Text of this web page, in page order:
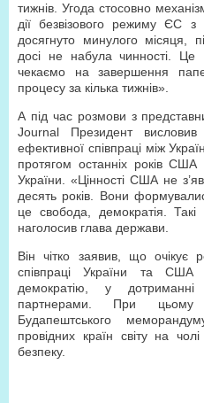
тижнів. Угода стосовно
дії безвізового режиму ЄС з
досягнуто минулого місяця,
досі не набула чинності.
чекаємо на завершення
процесу за кілька тижнів».
А під час розмови з
Journal Президент висловив
ефективної співпраці між
протягом останніх років США
України. «Цінності США не
десять років. Вони
це свобода, демократія.
наголосив глава держави.
Він чітко заявив, що очікує
співпраці України та
демократію, у
партнерами. При цьому
Будапештського
провідних країн світу на
безпеку.